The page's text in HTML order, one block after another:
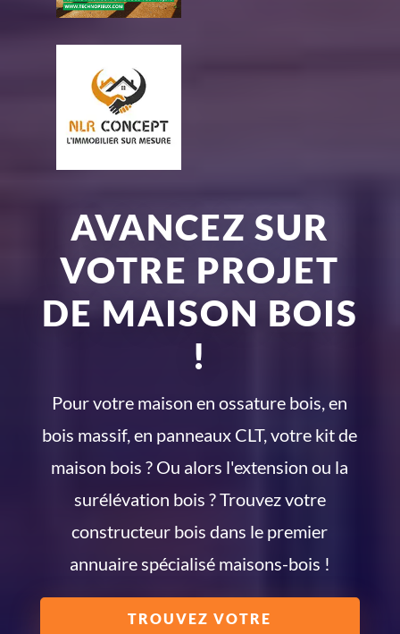
AVANCEZ SUR
VOTRE PROJET
DE MAISON BOIS
!
Pour votre maison en ossature bois, en
bois massif, en panneaux CLT, votre kit de
maison bois ? Ou alors l'extension ou la
surélévation bois ? Trouvez votre
constructeur bois dans le premier
annuaire spécialisé maisons-bois !
TROUVEZ VOTRE